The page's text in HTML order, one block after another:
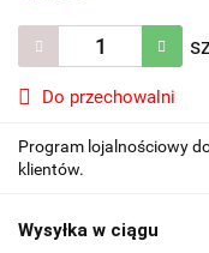
Do przechowalni
Program lojalnościowy
klientów.
Wysyłka w ciągu